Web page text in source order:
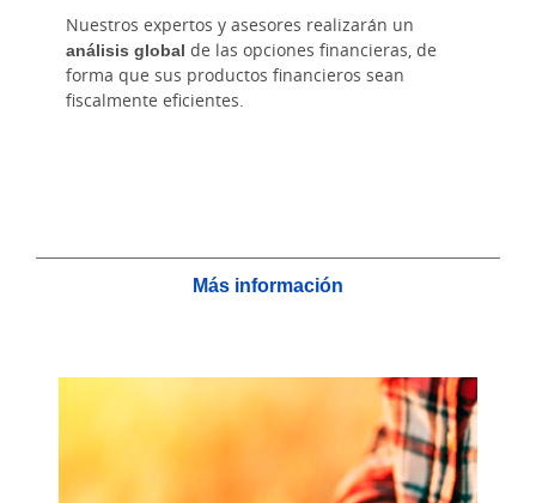
Nuestros expertos y asesores realizarán un
análisis global de las opciones financieras, de
forma que sus productos financieros sean
fiscalmente eficientes.
Más información